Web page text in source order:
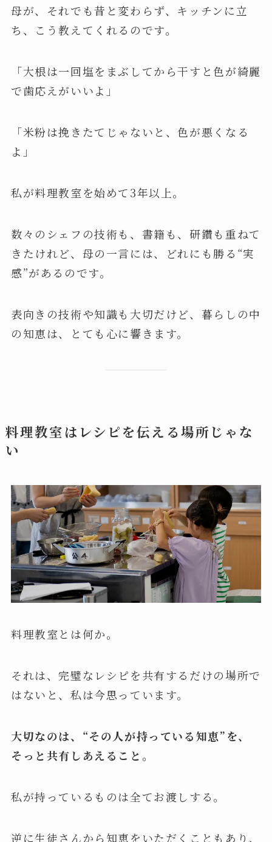
母が、それでも昔と変わらず、キッチンに立
ち、こう教えてくれるのです。
「大根は一回塩をまぶしてから干すと色が綺麗
で歯応えがいいよ」
「米粉は挽きたてじゃないと、色が悪くなる
よ」
私が料理教室を始めて3年以上。
数々のシェフの技術も、書籍も、研鑽も重ねて
きたけれど、母の一言には、どれにも勝る“実
感”があるのです。
表向きの技術や知識も大切だけど、暮らしの中
の知恵は、とても心に響きます。
料理教室はレシピを伝える場所じゃな
い
料理教室とは何か。
それは、完璧なレシピを共有するだけの場所で
はないと、私は今思っています。
大切なのは、“その人が持っている知恵”を、
そっと共有しあえること。
私が持っているものは全てお渡しする。
逆に生徒さんから知恵をいただくこともあり、